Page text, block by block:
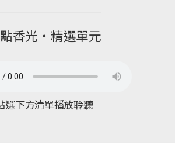
香光‧精選單元
選下方清單播放聆聽